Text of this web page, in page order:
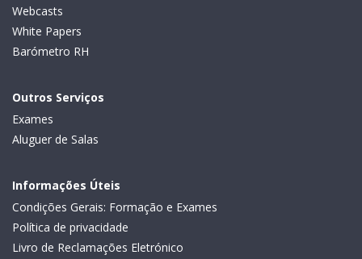
Webcasts
White Papers
Barómetro RH
Outros Serviços
Exames
Aluguer de Salas
Informações Úteis
Condições Gerais: Formação e Exames
Política de privacidade
Livro de Reclamações Eletrónico